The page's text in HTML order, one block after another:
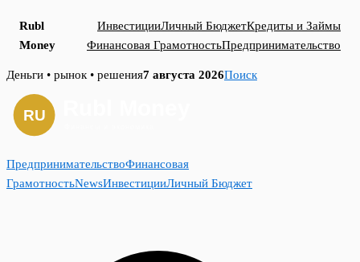
Rubl
Money
ИнвестицииЛичный БюджетКредиты и Займы
Финансовая ГрамотностьПредпринимательство
Skip
content
Деньги • рынок • решения7 августа 2026Поиск
ПредпринимательствоФинансовая
ГрамотностьNewsИнвестицииЛичный Бюджет